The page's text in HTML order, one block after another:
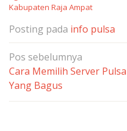
Kabupaten Raja Ampat
Posting pada info pulsa
Navigasi
pos
Pos sebelumnya
Cara Memilih Server Pulsa
Yang Bagus